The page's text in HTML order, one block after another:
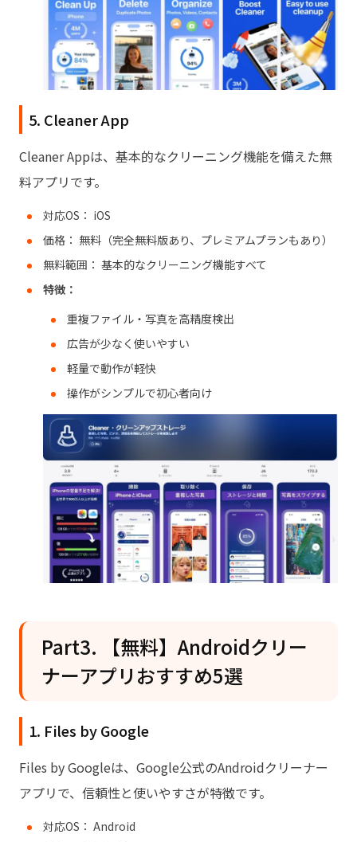
5. Cleaner App
Cleaner Appは、基本的なクリーニング機能を備えた無
料アプリです。
対応OS： iOS
価格： 無料（完全無料版あり、プレミアムプランもあり）
無料範囲： 基本的なクリーニング機能すべて
特徴：
重複ファイル・写真を高精度検出
広告が少なく使いやすい
軽量で動作が軽快
操作がシンプルで初心者向け
Part3. 【無料】Androidクリー
ナーアプリおすすめ5選
1. Files by Google
Files by Googleは、Google公式のAndroidクリーナー
アプリで、信頼性と使いやすさが特徴です。
対応OS： Android